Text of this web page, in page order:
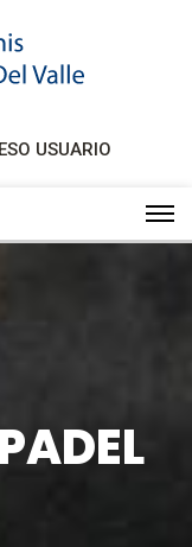
USUARIO